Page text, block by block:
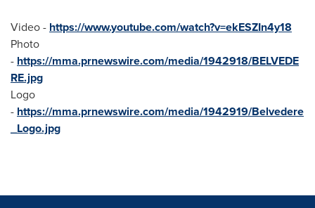
Video - https://www.youtube.com/watch?v=ekESZIn4y18
Photo
- https://mma.prnewswire.com/media/1942918/BELVEDE
RE.jpg
Logo
- https://mma.prnewswire.com/media/1942919/Belvedere
_Logo.jpg